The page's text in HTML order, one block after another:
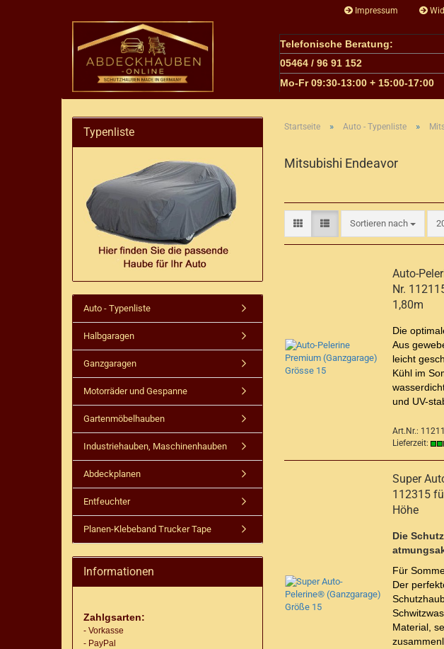
Impressum
Telefonische Beratung:
05464 / 96 91 152
Mo-Fr 09:30-13:00 + 15:00-17:00
Startseite » Auto - Typenliste »
Mitsubishi Endeavor
Sortieren nach
Sortieren nach
Auto-
Nr.
1,80m
Die
Aus
leicht
Kühl im
und UV-
Art.Nr.:
Lieferzeit:
Super
112315
Höhe
Die
Für
Der
Material,
Typenliste
Auto - Typenliste
Halbgaragen
Ganzgaragen
Motorräder und Gespanne
Gartenmöbelhauben
Industriehauben, Maschinenhauben
Abdeckplanen
Entfeuchter
Planen-Klebeband Trucker Tape
Informationen
Zahlgsarten:
- Vorkasse
- PayPal